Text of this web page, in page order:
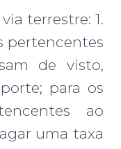
terrestre: 1.
pertencentes
de visto,
para os
ao
uma taxa